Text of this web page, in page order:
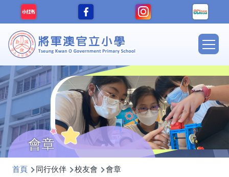
移至主內容
Main
會章
導
首頁 同行伙伴 校友會 會章